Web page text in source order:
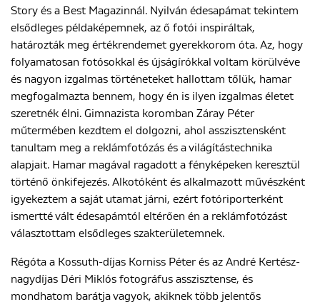
Story és a Best Magazinnál. Nyilván édesapámat tekintem
elsődleges példaképemnek, az ő fotói inspiráltak,
határozták meg értékrendemet gyerekkorom óta. Az, hogy
folyamatosan fotósokkal és újságírókkal voltam körülvéve
és nagyon izgalmas történeteket hallottam tőlük, hamar
megfogalmazta bennem, hogy én is ilyen izgalmas életet
szeretnék élni. Gimnazista koromban Záray Péter
műtermében kezdtem el dolgozni, ahol asszisztensként
tanultam meg a reklámfotózás és a világítástechnika
alapjait. Hamar magával ragadott a fényképeken keresztül
történő önkifejezés. Alkotóként és alkalmazott művészként
igyekeztem a saját utamat járni, ezért fotóriporterként
ismertté vált édesapámtól eltérően én a reklámfotózást
választottam elsődleges szakterületemnek.
Régóta a Kossuth-díjas Korniss Péter és az André Kertész-
nagydíjas Déri Miklós fotográfus asszisztense, és
mondhatom barátja vagyok, akiknek több jelentős